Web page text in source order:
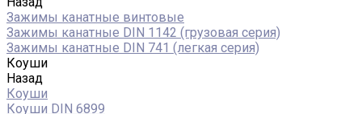
Зажимы канатные винтовые
Зажимы канатные DIN 1142 (грузовая серия)
Зажимы канатные DIN 741 (легкая серия)
Коуши
Назад
Коуши
Коуши DIN 6899